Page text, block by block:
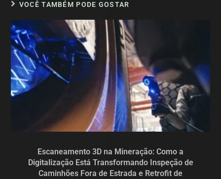
VOCÊ TAMBÉM PODE GOSTAR
Escaneamento 3D na Mineração: Como a
Digitalização Está Transformando Inspeção de
Caminhões Fora de Estrada e Retrofit de